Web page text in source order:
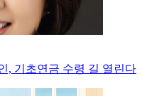
, 기초연금 수령 길 열린다